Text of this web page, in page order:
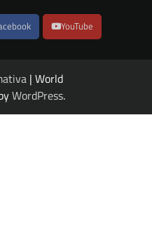
YouTube
| World
WordPress.